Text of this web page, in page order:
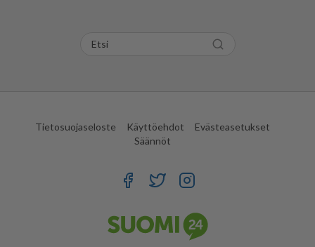
Tietosuojaseloste Käyttöehdot
Evästeasetukset
Säännöt